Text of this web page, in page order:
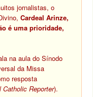
jornalistas, o
Cardeal Arinze,
é uma prioridade,
na aula do Sínodo
da Missa
resposta
Catholic Reporter).